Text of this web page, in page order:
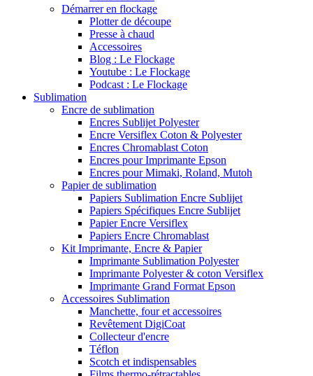
Démarrer en flockage
Plotter de découpe
Presse à chaud
Accessoires
Blog : Le Flockage
Youtube : Le Flockage
Podcast : Le Flockage
Sublimation
Encre de sublimation
Encres Sublijet Polyester
Encre Versiflex Coton & Polyester
Encres Chromablast Coton
Encres pour Imprimante Epson
Encres pour Mimaki, Roland, Mutoh
Papier de sublimation
Papiers Sublimation Encre Sublijet
Papiers Spécifiques Encre Sublijet
Papier Encre Versiflex
Papiers Encre Chromablast
Kit Imprimante, Encre & Papier
Imprimante Sublimation Polyester
Imprimante Polyester & coton Versiflex
Imprimante Grand Format Epson
Accessoires Sublimation
Manchette, four et accessoires
Revêtement DigiCoat
Collecteur d'encre
Téflon
Scotch et indispensables